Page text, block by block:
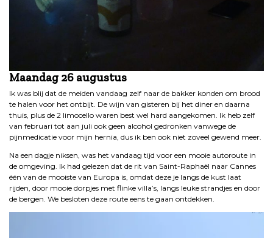
Maandag 26 augustus
Ik was blij dat de meiden vandaag zelf naar de bakker konden om brood
te halen voor het ontbijt. De wijn van gisteren bij het diner en daarna
thuis, plus de 2 limocello waren best wel hard aangekomen. Ik heb zelf
van februari tot aan juli ook geen alcohol gedronken vanwege de
pijnmedicatie voor mijn hernia, dus ik ben ook niet zoveel gewend meer.
Na een dagje niksen, was het vandaag tijd voor een mooie autoroute in
de omgeving. Ik had gelezen dat de rit van Saint-Raphaël naar Cannes
één van de mooiste van Europa is, omdat deze je langs de kust laat
rijden, door mooie dorpjes met flinke villa’s, langs leuke strandjes en door
de bergen. We besloten deze route eens te gaan ontdekken.